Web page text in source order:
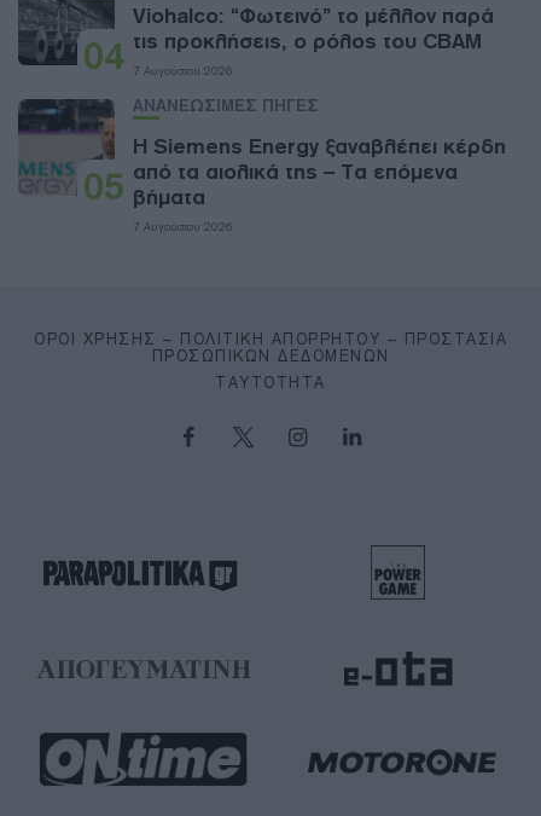
04
Viohalco: “Φωτεινό” το μέλλον παρά
τις προκλήσεις, ο ρόλος του CBAM
7 Αυγούστου 2026
05
ΑΝΑΝΕΩΣΙΜΕΣ ΠΗΓΕΣ
Η Siemens Energy ξαναβλέπει κέρδη
από τα αιολικά της – Τα επόμενα
βήματα
7 Αυγούστου 2026
ΌΡΟΙ ΧΡΉΣΗΣ – ΠΟΛΙΤΙΚΉ ΑΠΟΡΡΉΤΟΥ – ΠΡΟΣΤΑΣΊΑ
ΠΡΟΣΩΠΙΚΏΝ ΔΕΔΟΜΈΝΩΝ
ΤΑΥΤΌΤΗΤΑ